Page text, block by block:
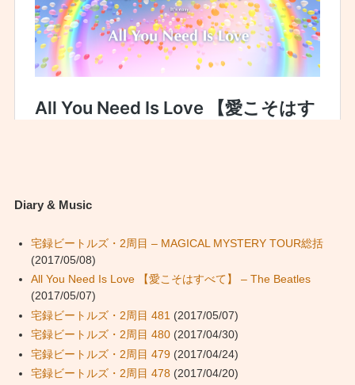
Diary & Music
宅録ビートルズ・2周目 – MAGICAL MYSTERY TOUR総括
(2017/05/08)
All You Need Is Love 【愛こそはすべて】 – The Beatles
(2017/05/07)
宅録ビートルズ・2周目 481 (2017/05/07)
宅録ビートルズ・2周目 480(2017/04/30)
宅録ビートルズ・2周目 479(2017/04/24)
宅録ビートルズ・2周目 478 (2017/04/20)